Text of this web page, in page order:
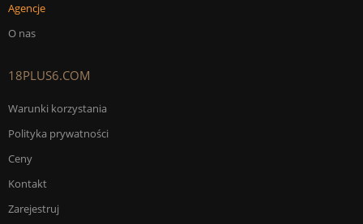
Agencje
O nas
18PLUS6.COM
Warunki korzystania
Polityka prywatności
Ceny
Kontakt
Zarejestruj